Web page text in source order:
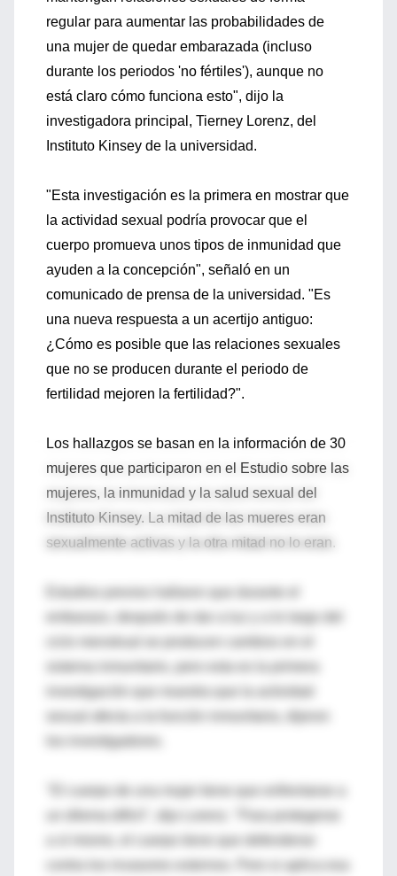
regular para aumentar las probabilidades de
una mujer de quedar embarazada (incluso
durante los periodos 'no fértiles'), aunque no
está claro cómo funciona esto", dijo la
investigadora principal, Tierney Lorenz, del
Instituto Kinsey de la universidad.
"Esta investigación es la primera en mostrar que
la actividad sexual podría provocar que el
cuerpo promueva unos tipos de inmunidad que
ayuden a la concepción", señaló en un
comunicado de prensa de la universidad. "Es
una nueva respuesta a un acertijo antiguo:
¿Cómo es posible que las relaciones sexuales
que no se producen durante el periodo de
fertilidad mejoren la fertilidad?".
Los hallazgos se basan en la información de 30
mujeres que participaron en el Estudio sobre las
mujeres, la inmunidad y la salud sexual del
Instituto Kinsey. La mitad de las mueres eran
sexualmente activas y la otra mitad no lo eran.
embarazo, después de dar a luz y a lo largo del
investigación que muestra que la actividad
los investigadores.
un dilema difícil", dijo Lorenz. "Para protegerse
contra los invasores externos. Pero si aplica esa